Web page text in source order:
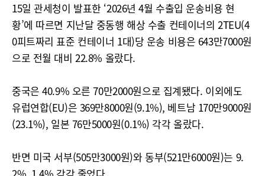
15일 관세청이 발표한 ‘2026년 4월 수출입 운송비용 현
황’에 따르면 지난달 중동행 해상 수출 컨테이너의 2TEU(4
0피트짜리 표준 컨테이너 1대)당 운송 비용은 643만7000원
으로 전월 대비 22.8% 올랐다.
중국은 40.9% 오른 70만2000원으로 집계됐다. 이외에도
유럽연합(EU)은 369만8000원(9.1%), 베트남 170만9000원
(23.1%), 일본 76만5000원(0.1%) 각각 올랐다.
반면 미국 서부(505만3000원)와 동부(521만6000원)는 9.